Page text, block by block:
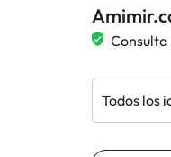
Consulta